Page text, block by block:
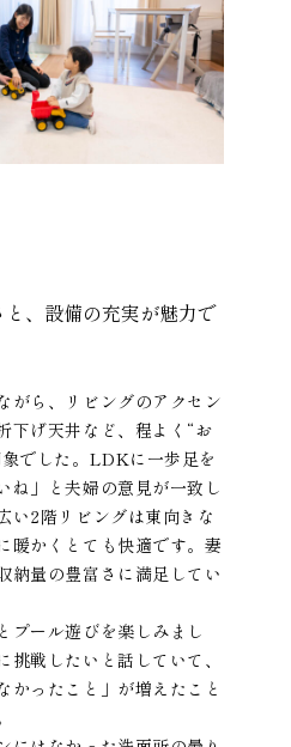
、設備の充実が魅力で
がら、リビングのアクセン
下げ天井など、程よく“お
でした。LDKに一歩足を
ね」と夫婦の意見が一致し
い2階リビングは東向きな
暖かくとても快適です。妻
納量の豊富さに満足してい
プール遊びを楽しみまし
戦したいと話していて、
かったこと」が増えたこと